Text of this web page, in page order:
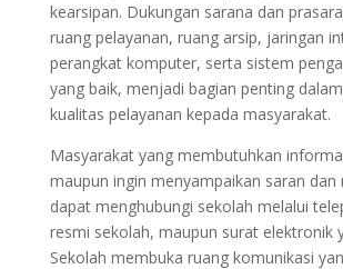
kearsipan. Dukungan sarana dan
ruang pelayanan, ruang arsip, jaringan
perangkat komputer, serta sistem
yang baik, menjadi bagian penting
kualitas pelayanan kepada masyarakat.
Masyarakat yang membutuhkan
maupun ingin menyampaikan saran dan
dapat menghubungi sekolah melalui
resmi sekolah, maupun surat elektronik
Sekolah membuka ruang komunikasi